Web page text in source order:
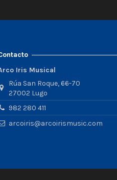
Iris Musical
Rúa San Roque, 66-70
27002 Lugo
982 280 411
arcoiris@arcoirismusic.com